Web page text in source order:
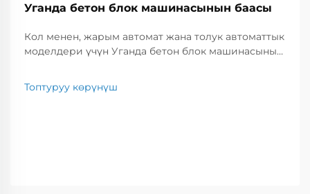
Уганда бетон блок машинасынын баасы
Кол менен, жарым автомат жана толук автоматтык
моделдери үчүн Уганда бетон блок машинасынын
салыштырыңыз, иштеги иштеги иштөөнүнгү эң
Топтуруу көрүнүш